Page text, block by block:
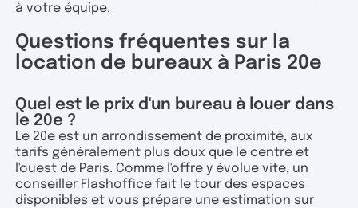
à votre équipe.
Questions fréquentes sur la
location de bureaux à Paris 20e
Quel est le prix d'un bureau à louer dans
le 20e ?
Le 20e est un arrondissement de proximité, aux
tarifs généralement plus doux que le centre et
l'ouest de Paris. Comme l'offre y évolue vite, un
conseiller Flashoffice fait le tour des espaces
disponibles et vous prépare une estimation sur